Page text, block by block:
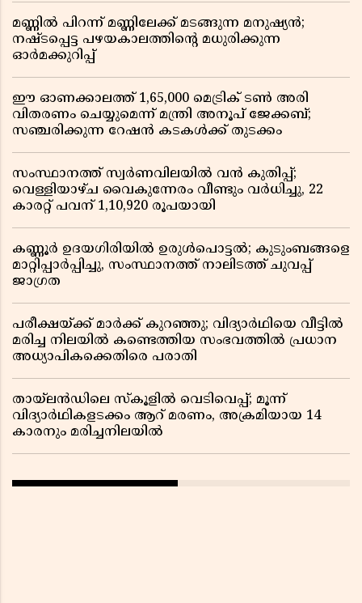
മണ്ണിൽ പിറന്ന് മണ്ണിലേക്ക് മടങ്ങുന്ന മനുഷ്യൻ;
നഷ്ടപ്പെട്ട പഴയകാലത്തിൻ്റെ മധുരിക്കുന്ന
ഓർമക്കുറിപ്പ്
ഈ ഓണക്കാലത്ത് 1,65,000 മെട്രിക് ടൺ അരി
വിതരണം ചെയ്യുമെന്ന് മന്ത്രി അനൂപ് ജേക്കബ്;
സഞ്ചരിക്കുന്ന റേഷൻ കടകൾക്ക് തുടക്കം
സംസ്ഥാനത്ത് സ്വർണവിലയിൽ വൻ കുതിപ്പ്;
വെള്ളിയാഴ്ച വൈകുന്നേരം വീണ്ടും വർധിച്ചു, 22
കാരറ്റ് പവന് 1,10,920 രൂപയായി
കണ്ണൂർ ഉദയഗിരിയിൽ ഉരുൾപൊട്ടൽ; കുടുംബങ്ങളെ
മാറ്റിപ്പാർപ്പിച്ചു, സംസ്ഥാനത്ത് നാലിടത്ത് ചുവപ്പ്
ജാഗ്രത
പരീക്ഷയ്ക്ക് മാർക്ക് കുറഞ്ഞു; വിദ്യാർഥിയെ വീട്ടിൽ
മരിച്ച നിലയിൽ കണ്ടെത്തിയ സംഭവത്തിൽ പ്രധാന
അധ്യാപികക്കെതിരെ പരാതി
തായ്‌ലൻഡിലെ സ്‌കൂളിൽ വെടിവെപ്പ്; മൂന്ന്
വിദ്യാർഥികളടക്കം ആറ് മരണം, അക്രമിയായ 14
കാരനും മരിച്ചനിലയിൽ